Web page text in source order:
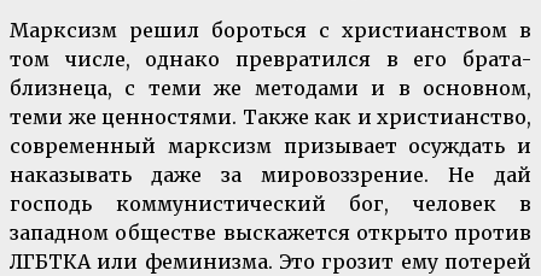
Марксизм решил бороться с христианством в
том числе, однако превратился в его брата-
близнеца, с теми же методами и в основном,
теми же ценностями. Также как и христианство,
современный марксизм призывает осуждать и
наказывать даже за мировоззрение. Не дай
господь коммунистический бог, человек в
западном обществе выскажется открыто против
ЛГБТКА или феминизма. Это грозит ему потерей